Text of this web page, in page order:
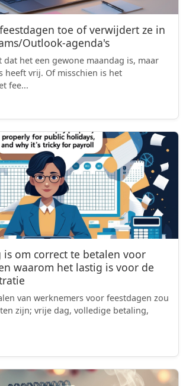
toe of verwijdert ze in
Outlook-agenda's
dat het een gewone maandag is, maar
heeft vrij. Of misschien is het
fee...
is om correct te betalen voor
waarom het lastig is voor de
van werknemers voor feestdagen zou
zijn; vrije dag, volledige betaling,